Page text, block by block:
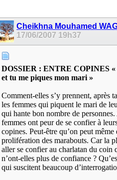
Cheikhna Mouhamed
17/06/2007 19h37
DOSSIER : ENTRE COPINES «
et tu me piques mon mari »
Comment-elles s’y prennent, après
les femmes qui piquent le mari de
qui hante bon nombre de
femmes ont peur de se confier à
copines. Peut-être qu’on peut
prolifération des marabouts. Car la
aller se confier au charlatan du coin
n’ont-elles plus de confiance ?
qui suscitent beaucoup